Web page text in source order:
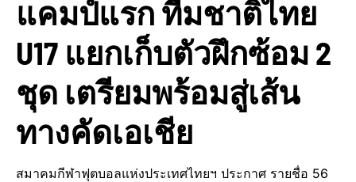
แคมป์แรก ทีมชาติไทย
U17 แยกเก็บตัวฝึกซ้อม 2
ชุด เตรียมพร้อมสู่เส้น
ทางคัดเอเชีย
สมาคมกีฬาฟุตบอลแห่งประเทศไทยฯ ประกาศ รายชื่อ 56